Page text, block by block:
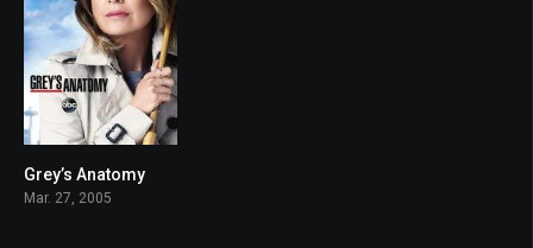
Grey’s Anatomy
Mar. 27, 2005